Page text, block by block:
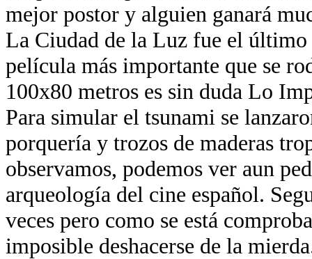
mejor postor y alguien ganará
La Ciudad de la Luz fue el
película más importante que se
100x80 metros es sin duda Lo
Para simular el tsunami se
porquería y trozos de maderas
observamos, podemos ver aun
arqueología del cine español.
veces pero como se está
imposible deshacerse de la